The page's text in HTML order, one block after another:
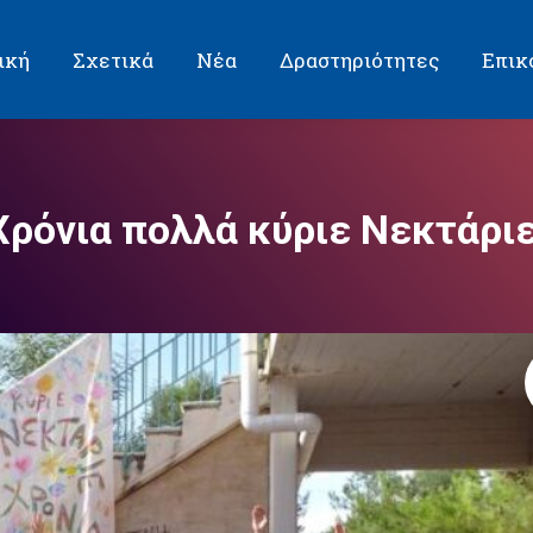
Σχετικά Νέα Δραστηριότητες
πολλά κύριε
Σχετικά Νέα Δραστηριότητες